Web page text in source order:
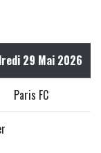
29 Mai 2026
Paris FC